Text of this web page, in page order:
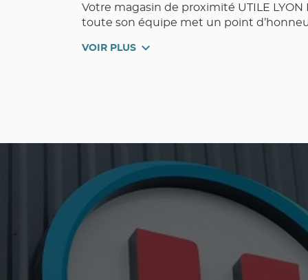
Votre magasin de proximité UTILE
toute son équipe met un point
VOIR PLUS